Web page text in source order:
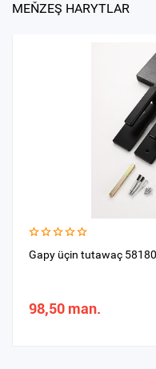
MEŇZEŞ HARYTLAR
Gapy üçin tutawaç
98,50 man.